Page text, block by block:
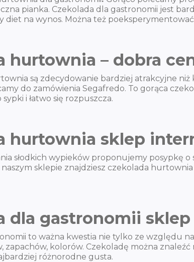
pianka. Czekolada dla gastronomii jest
diet na wynos. Można też
hurtownia – dobra
są zdecydowanie bardziej atrakcyjne
do zamówienia Segafredo. To gorąca
i łatwo się rozpuszcza.
hurtownia sklep
słodkich wypieków proponujemy posypkę
sklepie znajdziesz czekolada
dla gastronomii sklep
to ważna kwestia nie tylko ze względu
zapachów, kolorów. Czekoladę można
różnorodne gusta.